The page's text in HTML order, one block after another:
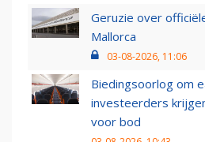
Geruzie over
Mallorca
03-08-2026, 11:06
Biedingsoorlog om
investeerders
voor bod